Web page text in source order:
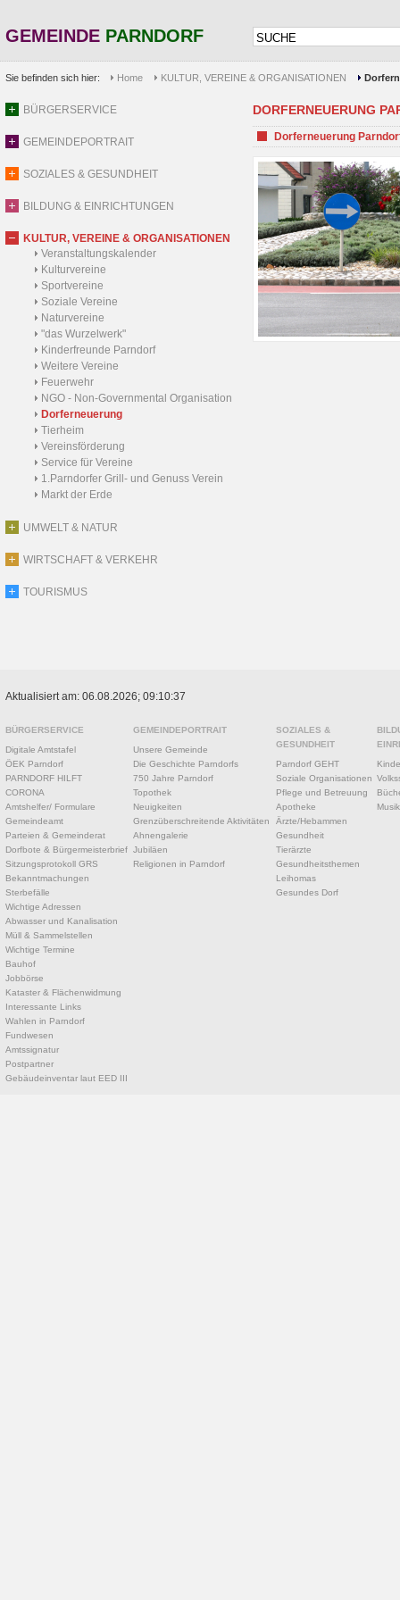
GEMEINDE PARNDORF
Sie befinden sich hier: Home KULTUR, VEREINE & ORGANISATIONEN
BÜRGERSERVICE
GEMEINDEPORTRAIT
SOZIALES & GESUNDHEIT
BILDUNG & EINRICHTUNGEN
KULTUR, VEREINE & ORGANISATIONEN
Veranstaltungskalender
Kulturvereine
Sportvereine
Soziale Vereine
Naturvereine
"das Wurzelwerk"
Kinderfreunde Parndorf
Weitere Vereine
Feuerwehr
NGO - Non-Governmental Organisation
Dorferneuerung
Tierheim
Vereinsförderung
Service für Vereine
1.Parndorfer Grill- und Genuss Verein
Markt der Erde
UMWELT & NATUR
WIRTSCHAFT & VERKEHR
TOURISMUS
DORFERNEUERUNG
Dorferneuerung
Aktualisiert am: 06.08.2026; 09:10:37
BÜRGERSERVICE
Digitale Amtstafel
ÖEK Parndorf
PARNDORF HILFT
CORONA
Amtshelfer/ Formulare
Gemeindeamt
Parteien & Gemeinderat
Dorfbote & Bürgermeisterbrief
Sitzungsprotokoll GRS
Bekanntmachungen
Sterbefälle
Wichtige Adressen
Abwasser und Kanalisation
Müll & Sammelstellen
Wichtige Termine
Bauhof
Jobbörse
Kataster & Flächenwidmung
Interessante Links
Wahlen in Parndorf
Fundwesen
Amtssignatur
Postpartner
Gebäudeinventar laut EED III
GEMEINDEPORTRAIT
Unsere Gemeinde
Die Geschichte Parndorfs
750 Jahre Parndorf
Topothek
Neuigkeiten
Grenzüberschreitende Aktivitäten
Ahnengalerie
Jubiläen
Religionen in Parndorf
SOZIALES &
GESUNDHEIT
Parndorf GEHT
Soziale Organisationen
Pflege und Betreuung
Apotheke
Ärzte/Hebammen
Gesundheit
Tierärzte
Gesundheitsthemen
Leihomas
Gesundes Dorf